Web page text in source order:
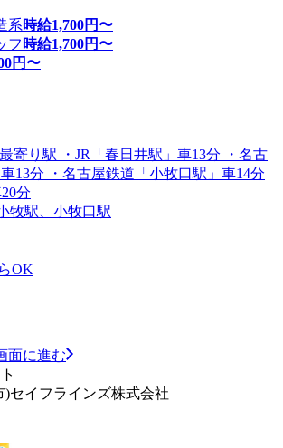
系時給1,700円〜
フ 時給1,700円〜
円〜
寄り駅 ・JR「春日井駅」車13分 ・名古
13分 ・名古屋鉄道「小牧口駅」車14分
分
牧駅、小牧口駅
OK
面に進む
)セイフラインズ株式会社